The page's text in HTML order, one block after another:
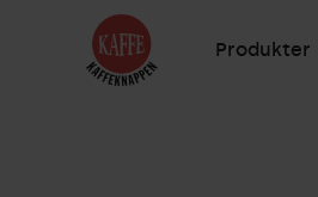
Produkter